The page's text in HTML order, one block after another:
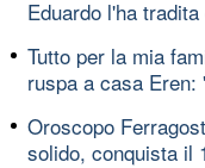
Eduardo l'ha
Tutto per la mia
ruspa a casa
Oroscopo
solido, conquista il